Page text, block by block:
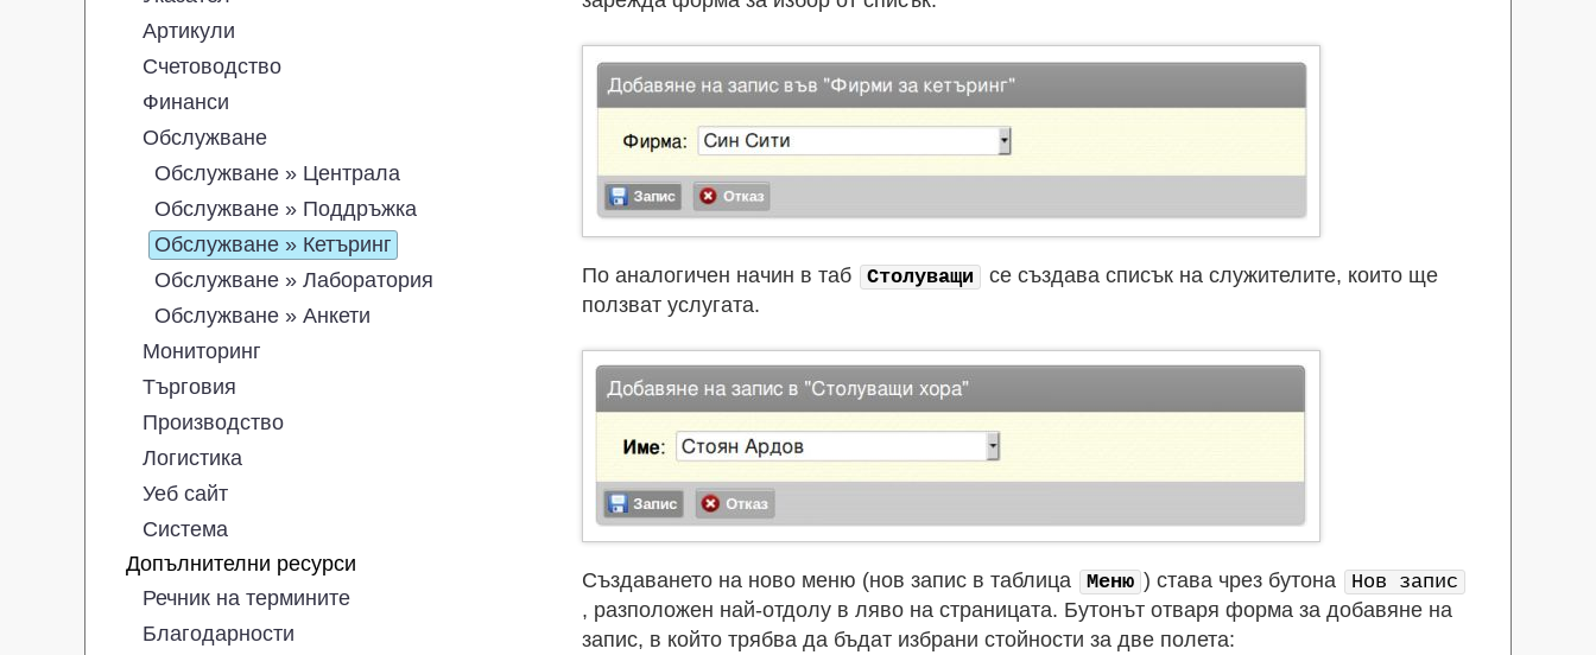
Артикули
Счетоводство
Финанси
Обслужване
Обслужване » Централа
Обслужване » Поддръжка
Обслужване » Кетъринг
Обслужване » Лаборатория
Обслужване » Анкети
Мониторинг
Търговия
Производство
Логистика
Уеб сайт
Система
Допълнителни ресурси
Речник на термините
Благодарности
По аналогичен начин в таб Столуващи
се създава списък на служителите, които ще
ползват услугата.
Създаването на ново меню (нов запис в таблица Меню ) става чрез бутона Нов запис
, разположен най-отдолу в ляво на страницата. Бутонът отваря форма за добавяне на
запис, в който трябва да бъдат избрани стойности за две полета: